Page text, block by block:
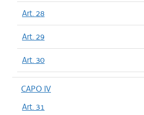
Art. 28
Art. 29
Art. 30
CAPO IV
Art. 31